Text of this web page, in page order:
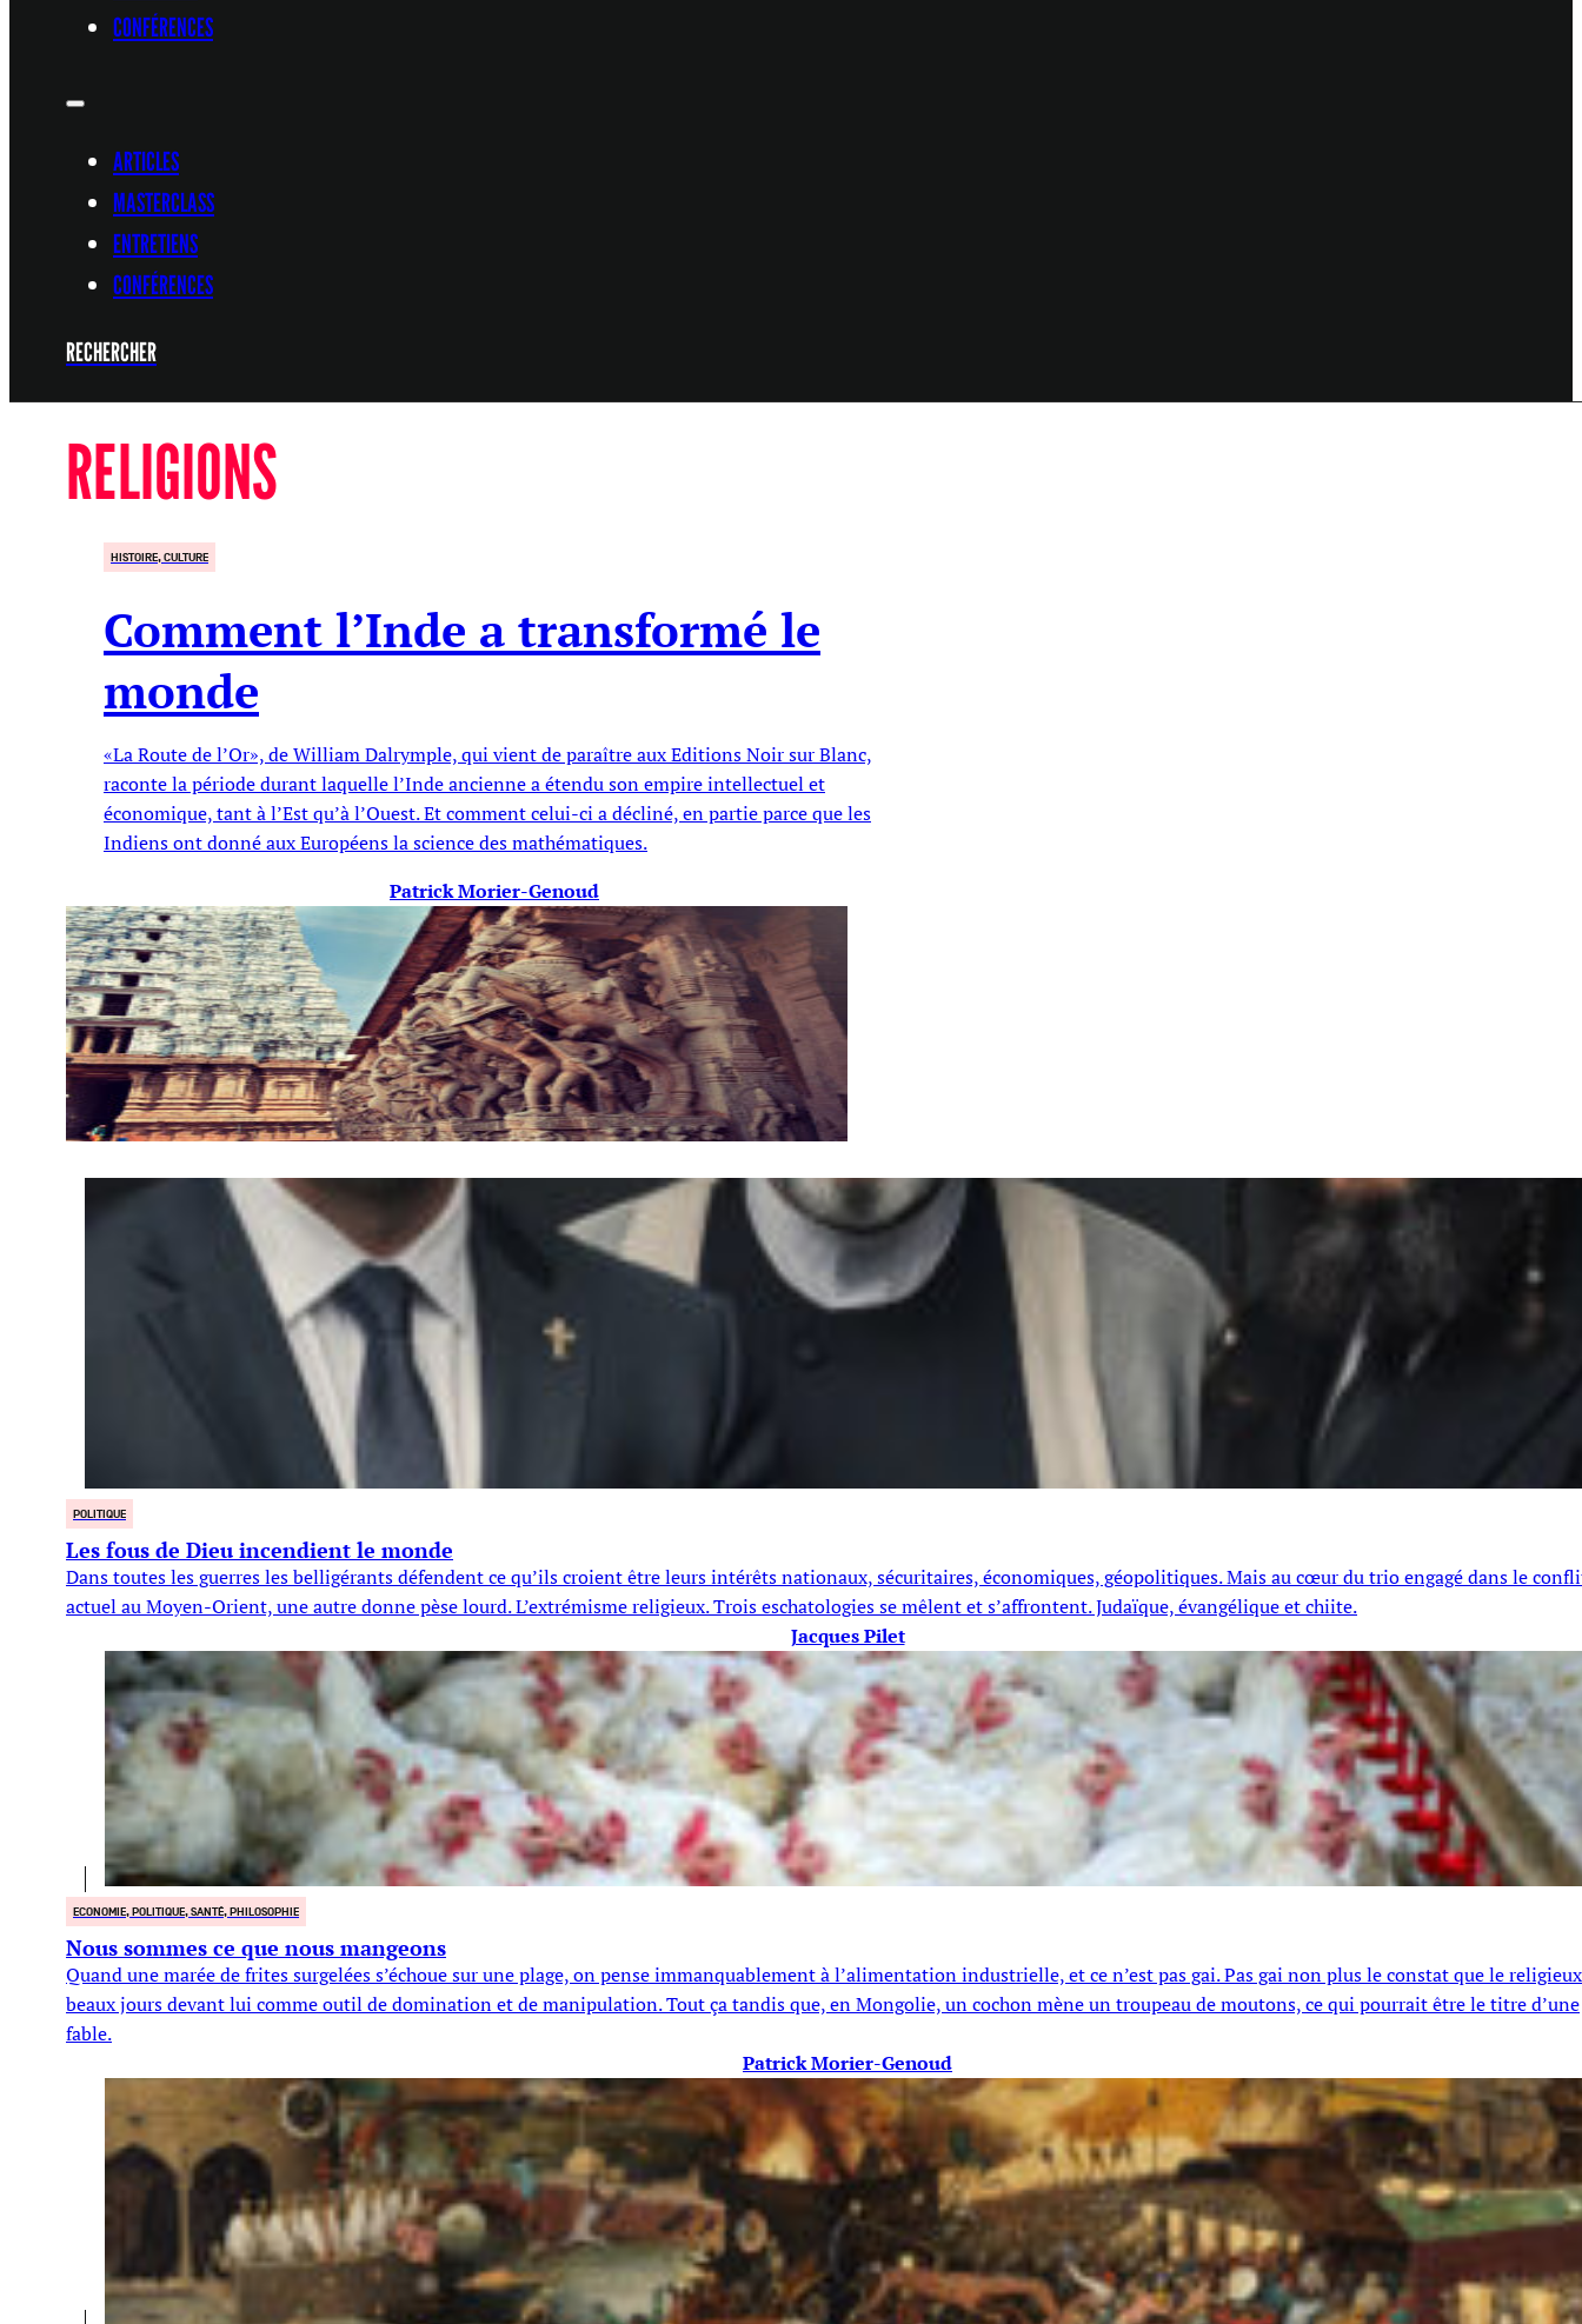
CONFÉRENCES
ARTICLES
MASTERCLASS
ENTRETIENS
CONFÉRENCES
RECHERCHER
RELIGIONS
HISTOIRE, CULTURE
Comment l’Inde a transformé le
monde
«La Route de l’Or», de William Dalrymple, qui vient de paraître aux Editions Noir sur Blanc,
raconte la période durant laquelle l’Inde ancienne a étendu son empire intellectuel et
économique, tant à l’Est qu’à l’Ouest. Et comment celui-ci a décliné, en partie parce que les
Indiens ont donné aux Européens la science des mathématiques.
Patrick Morier-Genoud
POLITIQUE
Les fous de Dieu incendient le monde
Dans toutes les guerres les belligérants défendent ce qu’ils croient être leurs intérêts nationaux, sécuritaires, économiques, géopolitiques. Mais au cœur du trio engagé dans le
actuel au Moyen-Orient, une autre donne pèse lourd. L’extrémisme religieux. Trois eschatologies se mêlent et s’affrontent. Judaïque, évangélique et chiite.
Jacques Pilet
ECONOMIE, POLITIQUE, SANTÉ, PHILOSOPHIE
Nous sommes ce que nous mangeons
Quand une marée de frites surgelées s’échoue sur une plage, on pense immanquablement à l’alimentation industrielle, et ce n’est pas gai. Pas gai non plus le constat que le
beaux jours devant lui comme outil de domination et de manipulation. Tout ça tandis que, en Mongolie, un cochon mène un troupeau de moutons, ce qui pourrait être le titre d’une
fable.
Patrick Morier-Genoud